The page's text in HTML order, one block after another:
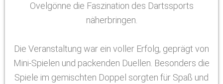
Ovelgönne die Faszination des Dartssports
näherbringen.
Die Veranstaltung war ein voller Erfolg, geprägt von
Mini-Spielen und packenden Duellen. Besonders die
Spiele im gemischten Doppel sorgten für Spaß und